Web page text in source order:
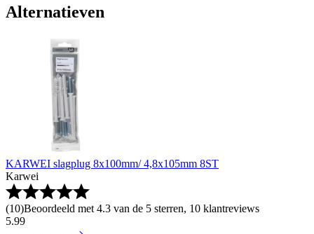
Alternatieven
KARWEI slagplug 8x100mm/ 4,8x105mm 8ST
Karwei
(10)Beoordeeld met 4.3 van de 5 sterren, 10 klantreviews
5.99